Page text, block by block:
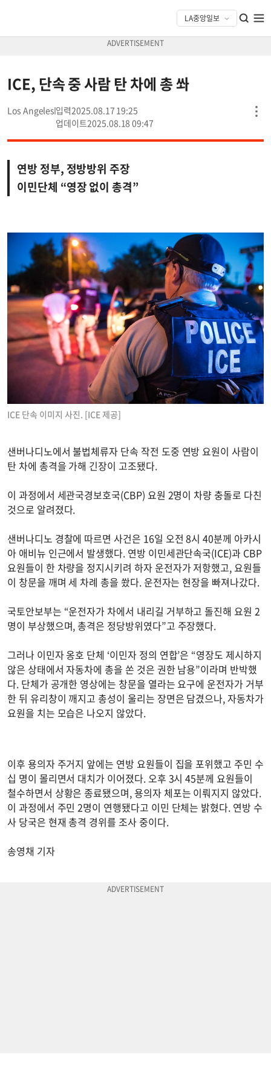
ICE, 단속 중 사람 탄 차에 총 쏴
Los Angeles
2025.08.17 19:25
2025.08.18 09:47
연방 정부, 정방방위 주장
이민단체 “영장 없이 총격”
ICE 단속 이미지 사진. [ICE 제공]
샌버나디노에서 불법체류자 단속 작전 도중 연방 요원이 사람이
탄 차에 총격을 가해 긴장이 고조됐다.
이 과정에서 세관국경보호국(CBP) 요원 2명이 차량 충돌로 다친
것으로 알려졌다.
샌버나디노 경찰에 따르면 사건은 16일 오전 8시 40분께 아카시
아 애비뉴 인근에서 발생했다. 연방 이민세관단속국(ICE)과 CBP
요원들이 한 차량을 정지시키려 하자 운전자가 저항했고, 요원들
이 창문을 깨며 세 차례 총을 쐈다. 운전자는 현장을 빠져나갔다.
국토안보부는 “운전자가 차에서 내리길 거부하고 돌진해 요원 2
명이 부상했으며, 총격은 정당방위였다”고 주장했다.
그러나 이민자 옹호 단체 ‘이민자 정의 연합’은 “영장도 제시하지
않은 상태에서 자동차에 총을 쏜 것은 권한 남용”이라며 반박했
다. 단체가 공개한 영상에는 창문을 열라는 요구에 운전자가 거부
한 뒤 유리창이 깨지고 총성이 울리는 장면은 담겼으나, 자동차가
요원을 치는 모습은 나오지 않았다.
이후 용의자 주거지 앞에는 연방 요원들이 집을 포위했고 주민 수
십 명이 몰리면서 대치가 이어졌다. 오후 3시 45분께 요원들이
철수하면서 상황은 종료됐으며, 용의자 체포는 이뤄지지 않았다.
이 과정에서 주민 2명이 연행됐다고 이민 단체는 밝혔다. 연방 수
사 당국은 현재 총격 경위를 조사 중이다.
송영채 기자